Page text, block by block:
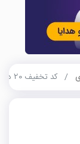
کد تخفیف 20 درصدی فست دیکشنری